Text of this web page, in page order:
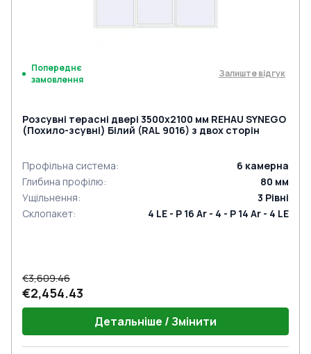
Попереднє
замовлення
Залиште відгук
Розсувні терасні двері 3500x2100 мм REHAU SYNEGO
(Похило-зсувні) Білий (RAL 9016) з двох сторін
Профільна система: 6 камерна
Глибина профілю: 80 мм
Ущільнення: 3 Рівні
Склопакет: 4 LE - P 16 Ar - 4 - P 14 Ar - 4 LE
€3,609.46
€2,454.43
Детальніше / Змінити